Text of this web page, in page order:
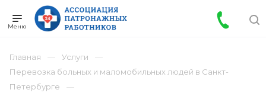
Главная
Услуги
Перевозка больных и маломобильных людей в Санкт-
Петербурге